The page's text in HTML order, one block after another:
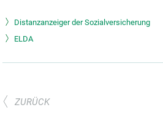
Distanzanzeiger der Sozialversicherung
ELDA
ZURÜCK